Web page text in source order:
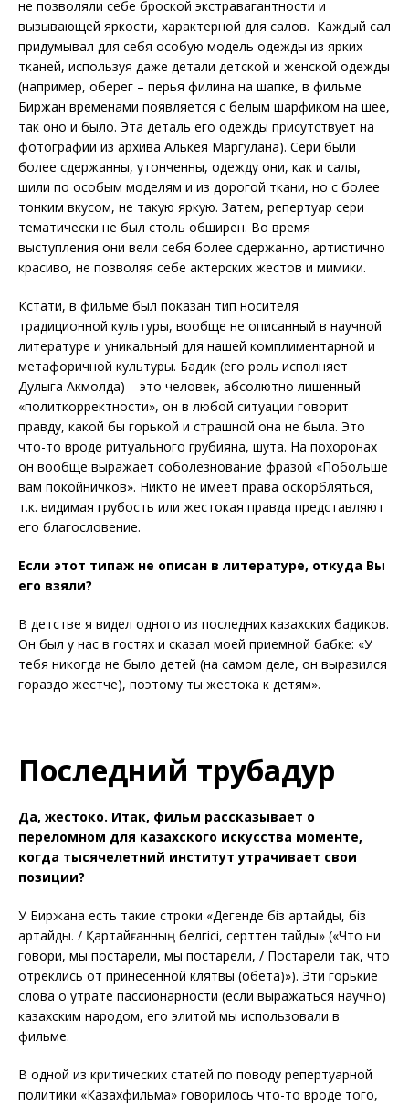
не позволяли себе броской экстравагантности и
вызывающей яркости, характерной для салов. Каждый сал
придумывал для себя особую модель одежды из ярких
тканей, используя даже детали детской и женской одежды
(например, оберег – перья филина на шапке, в фильме
Биржан временами появляется с белым шарфиком на шее,
так оно и было. Эта деталь его одежды присутствует на
фотографии из архива Алькея Маргулана). Сери были
более сдержанны, утонченны, одежду они, как и салы,
шили по особым моделям и из дорогой ткани, но с более
тонким вкусом, не такую яркую. Затем, репертуар сери
тематически не был столь обширен. Во время
выступления они вели себя более сдержанно, артистично
красиво, не позволяя себе актерских жестов и мимики.
Кстати, в фильме был показан тип носителя
традиционной культуры, вообще не описанный в научной
литературе и уникальный для нашей комплиментарной и
метафоричной культуры. Бадик (его роль исполняет
Дулыга Акмолда) – это человек, абсолютно лишенный
«политкорректности», он в любой ситуации говорит
правду, какой бы горькой и страшной она не была. Это
что-то вроде ритуального грубияна, шута. На похоронах
он вообще выражает соболезнование фразой «Побольше
вам покойничков». Никто не имеет права оскорбляться,
т.к. видимая грубость или жестокая правда представляют
его благословение.
Если этот типаж не описан в литературе, откуда Вы
его взяли?
В детстве я видел одного из последних казахских бадиков.
Он был у нас в гостях и сказал моей приемной бабке: «У
тебя никогда не было детей (на самом деле, он выразился
гораздо жестче), поэтому ты жестока к детям».
Последний трубадур
Да, жестоко. Итак, фильм рассказывает о
переломном для казахского искусства моменте,
когда тысячелетний институт утрачивает свои
позиции?
У Биржана есть такие строки «Дегенде біз қартайдық, біз
қартайдық. / Қартайғанның белгісі, серттен тайдық» («Что ни
говори, мы постарели, мы постарели, / Постарели так, что
отреклись от принесенной клятвы (обета)»). Эти горькие
слова о утрате пассионарности (если выражаться научно)
казахским народом, его элитой мы использовали в
фильме.
В одной из критических статей по поводу репертуарной
политики «Казахфильма» говорилось что-то вроде того,